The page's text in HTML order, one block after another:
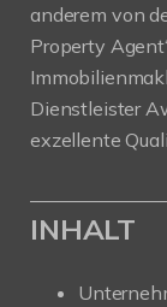
anderem von
Property
Dienstleister
exzellente
INHALT